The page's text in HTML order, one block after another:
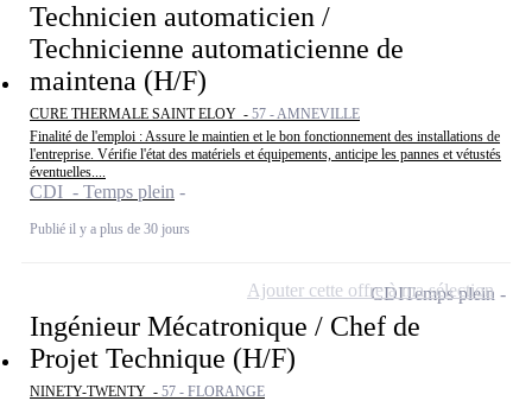
Technicien automaticien /
Technicienne automaticienne de
maintena (H/F)
CURE THERMALE SAINT ELOY - 57 - AMNEVILLE
Finalité de l'emploi : Assure le maintien et le bon fonctionnement des installations de
l'entreprise. Vérifie l'état des matériels et équipements, anticipe les pannes et vétustés
éventuelles....
CDI - Temps plein
Publié il y a plus de 30 jours
Ingénieur Mécatronique / Chef de
Projet Technique (H/F)
NINETY-TWENTY - 57 - FLORANGE
CDITemps plein
Ajouter cette offre à ma sélection